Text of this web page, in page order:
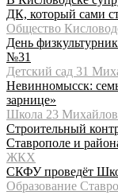
ДК, который сами
Общество
День
№31
Детский сад 31
Невинномысск:
зарнице»
Школа 23
Строительный
Ставрополе и
ЖКХ
СКФУ проведёт
Образование